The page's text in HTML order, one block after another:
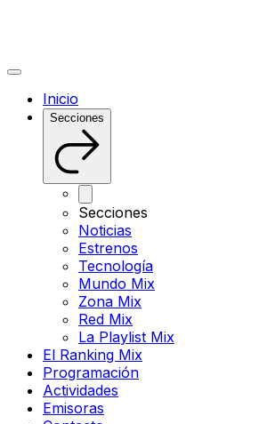
Inicio
Secciones
Secciones
Noticias
Estrenos
Tecnología
Mundo Mix
Zona Mix
Red Mix
La Playlist Mix
El Ranking Mix
Programación
Actividades
Emisoras